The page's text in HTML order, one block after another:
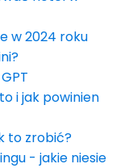
w 2024 roku
i jak powinien
to zrobić?
- jakie niesie